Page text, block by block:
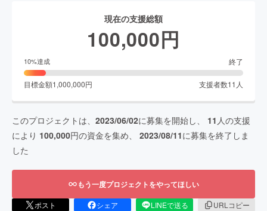
現在の支援総額
100,000円
10%達成 終了
目標金額1,000,000円 支援者数11 人
このプロジェクトは、 2023/06/02に募集を開始し、 11 人の支援
により 100,000円の資金を集め、 2023/08/11に募集を終了しま
した
もう一度プロジェクトをやってほしい
ポスト シェア LINEで送る
URLコピー